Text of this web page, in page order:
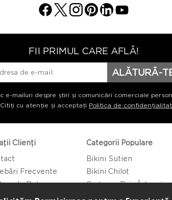
FII PRIMUL CARE AFLĂ!
ALĂTURĂ-
e-mailuri despre știri și comunicări comerciale
Citiți cu atenție și acceptați Politica de
Clienți
Frecvente
de Returnare
Categorii Populare
Bikini Sutien
Bikini Chilot
Costume Baie Întregi
Caftan/Pareo